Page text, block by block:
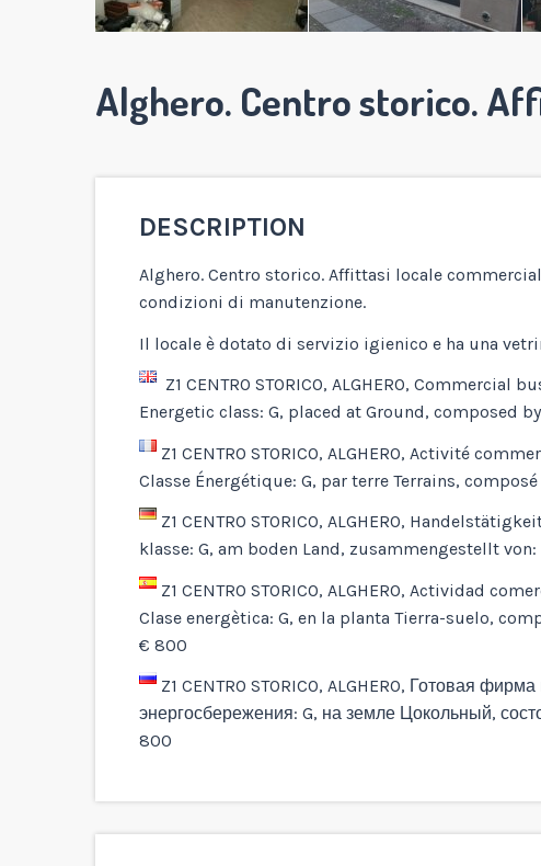
Alghero. Centro storico.
DESCRIPTION
Alghero. Centro storico. Affittasi locale
condizioni di manutenzione.
Il locale è dotato di servizio igienico e ha una
Z1 CENTRO STORICO, ALGHERO, Commercial
Energetic class: G, placed at Ground, composed
Z1 CENTRO STORICO, ALGHERO, Activité
Classe Énergétique: G, par terre Terrains,
Z1 CENTRO STORICO, ALGHERO,
klasse: G, am boden Land, zusammengestellt von:
Z1 CENTRO STORICO, ALGHERO, Actividad
Clase energètica: G, en la planta Tierra-suelo,
€ 800
Z1 CENTRO STORICO, ALGHERO, Готовая
энергосбережения: G, на земле Цокольный,
800